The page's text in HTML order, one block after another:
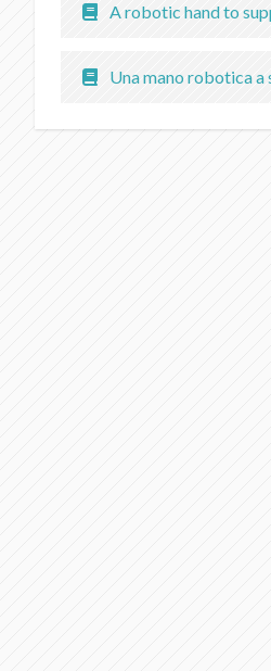
A robotic hand to
Una mano robotica a